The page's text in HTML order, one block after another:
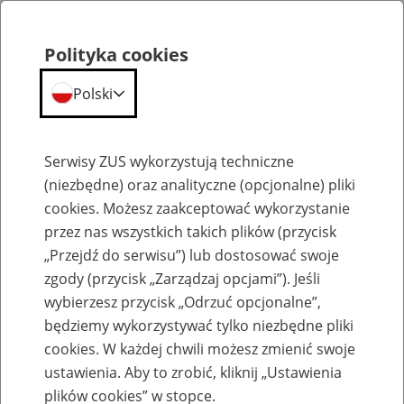
Emerytury
Baza zlikwidowanych lub
przekształconych zakładów pracy
Polityka cookies
Polski
Serwisy ZUS wykorzystują techniczne
(niezbędne) oraz analityczne (opcjonalne) pliki
cookies. Możesz zaakceptować wykorzystanie
przez nas wszystkich takich plików (przycisk
„Przejdź do serwisu”) lub dostosować swoje
zgody (przycisk „Zarządzaj opcjami”). Jeśli
wybierzesz przycisk „Odrzuć opcjonalne”,
będziemy wykorzystywać tylko niezbędne pliki
cookies. W każdej chwili możesz zmienić swoje
ustawienia. Aby to zrobić, kliknij „Ustawienia
plików cookies” w stopce.